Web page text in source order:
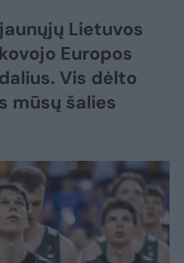
Lietuvos
Europos
Vis dėlto
mūsų šalies